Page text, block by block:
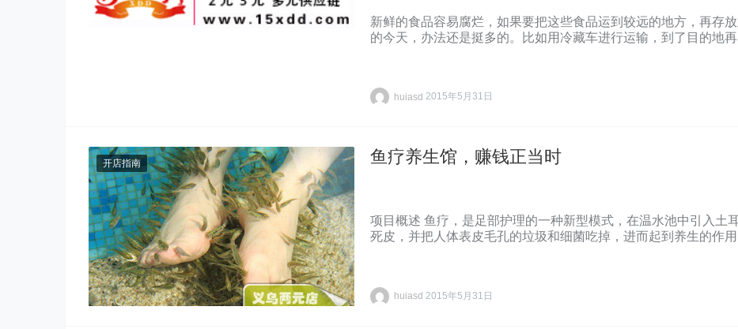
新鲜的食品容易腐烂，如果要把这些食品运到较远的地方，再存
的今天，办法还是挺多的。比如用冷藏车进行运输，到了目的地
huiasd 2015年5月31日
开店指南 鱼疗养生馆，赚钱正当时
项目概述 鱼疗，是足部护理的一种新型模式，在温水池中引入土
死皮，并把人体表皮毛孔的垃圾和细菌吃掉，进而起到养生的作
huiasd 2015年5月31日